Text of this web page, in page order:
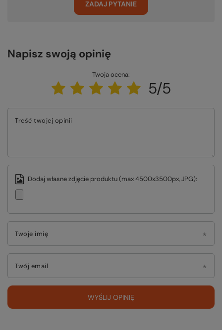
ZADAJ PYTANIE
Napisz swoją opinię
Twoja ocena:
5/5
Treść twojej opinii
Dodaj własne zdjęcie produktu (max 4500x3500px, JPG):
Twoje imię
Twój email
WYŚLIJ OPINIĘ